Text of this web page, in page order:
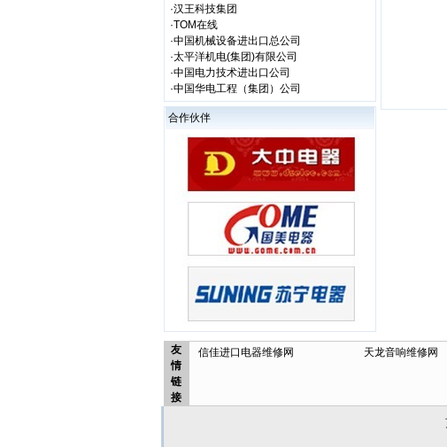
·汉王科技集团
·TOM在线
·中国机械设备进出口总公司
·太平洋机电(集团)有限公司
·中国电力技术进出口公司
·中国华电工程（集团）公司
合作伙伴
友
情
链
接
信佳进口电器维修网 天龙音响维修网